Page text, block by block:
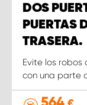
DOS
PUERTAS
TRASERA.
Evite los robos
con una parte